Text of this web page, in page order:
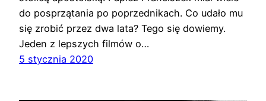
do posprzątania po poprzednikach. Co udało mu
się zrobić przez dwa lata? Tego się dowiemy.
Jeden z lepszych filmów o…
5 stycznia 2020